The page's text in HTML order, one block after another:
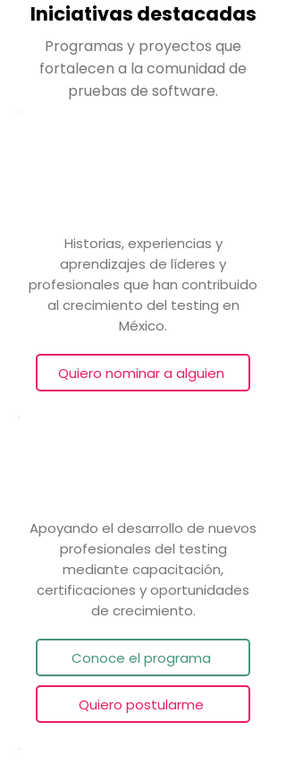
Iniciativas destacadas
Programas y proyectos que
fortalecen a la comunidad de
pruebas de software.
Historias, experiencias y
aprendizajes de líderes y
profesionales que han contribuido
al crecimiento del testing en
México.
Quiero nominar a alguien
Apoyando el desarrollo de nuevos
profesionales del testing
mediante capacitación,
certificaciones y oportunidades
de crecimiento.
Conoce el programa
Quiero postularme